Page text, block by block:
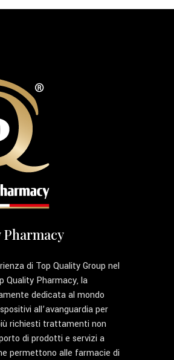
di Top Quality Group nel
Quality Pharmacy, la
dedicata al mondo
all’avanguardia per
richiesti trattamenti non
di prodotti e servizi a
permettono alle farmacie di